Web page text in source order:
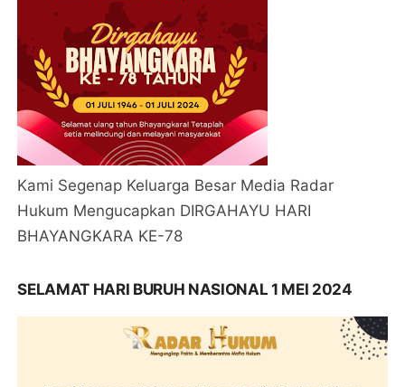
Kami Segenap Keluarga Besar Media Radar
Hukum Mengucapkan DIRGAHAYU HARI
BHAYANGKARA KE-78
SELAMAT HARI BURUH NASIONAL 1 MEI 2024